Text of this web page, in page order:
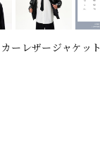
ーレザージャケット